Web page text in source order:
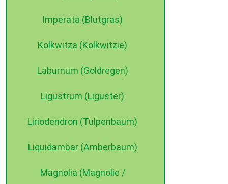
Imperata (Blutgras)
Kolkwitza (Kolkwitzie)
Laburnum (Goldregen)
Ligustrum (Liguster)
Liriodendron (Tulpenbaum)
Liquidambar (Amberbaum)
Magnolia (Magnolie /